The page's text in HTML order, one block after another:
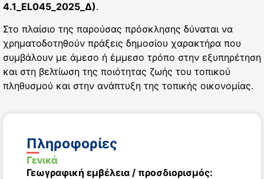
4.1_EL045_2025_Δ).
Στο πλαίσιο της παρούσας πρόσκλησης δύναται να
χρηματοδοτηθούν πράξεις δημοσίου χαρακτήρα που
συμβάλουν με άμεσο ή έμμεσο τρόπο στην εξυπηρέτηση
και στη βελτίωση της ποιότητας ζωής του τοπικού
πληθυσμού και στην ανάπτυξη της τοπικής οικονομίας.
Πληροφορίες
Γενικά
Γεωγραφική εμβέλεια / προσδιορισμός: